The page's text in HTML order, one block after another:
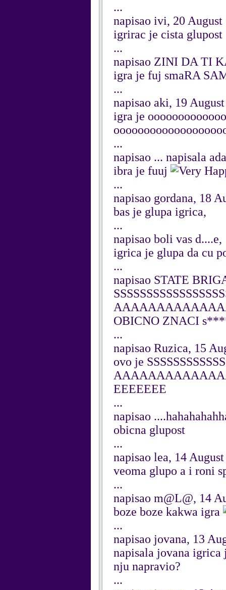
...
napisao ivi, 20 August
igrirac je cista glupost
...
napisao ZINI DA TI
igra je fuj smaRA
...
napisao aki, 19
igra je
...
napisao ... napisala
ibra je fuuj
...
napisao gordana, 18
bas je glupa igrica,
...
napisao boli vas
igrica je glupa da cu
...
napisao STATE
OBICNO ZNACI
...
napisao Ruzica, 15
ovo je
EEEEEEE
...
napisao
obicna glupost
...
napisao lea, 14
veoma glupo a i roni
...
napisao m@L@, 14
boze boze kakwa igra
...
napisao jovana, 13
napisala jovana igrica
nju napravio?
...